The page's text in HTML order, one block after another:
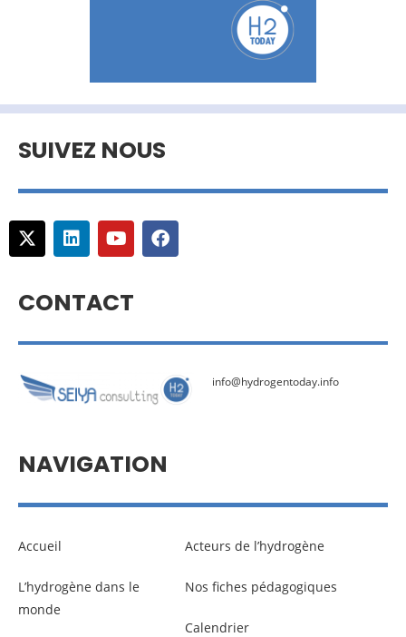
SUIVEZ NOUS
CONTACT
info@hydrogentoday.info
NAVIGATION
Accueil
L’hydrogène dans le
monde
Acteurs de l’hydrogène
Nos fiches pédagogiques
Calendrier